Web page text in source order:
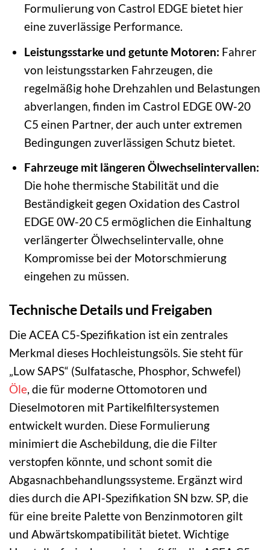
Formulierung von Castrol EDGE bietet hier
eine zuverlässige Performance.
Leistungsstarke und getunte Motoren: Fahrer
von leistungsstarken Fahrzeugen, die
regelmäßig hohe Drehzahlen und Belastungen
abverlangen, finden im Castrol EDGE 0W-20
C5 einen Partner, der auch unter extremen
Bedingungen zuverlässigen Schutz bietet.
Fahrzeuge mit längeren Ölwechselintervallen:
Die hohe thermische Stabilität und die
Beständigkeit gegen Oxidation des Castrol
EDGE 0W-20 C5 ermöglichen die Einhaltung
verlängerter Ölwechselintervalle, ohne
Kompromisse bei der Motorschmierung
eingehen zu müssen.
Technische Details und Freigaben
Die ACEA C5-Spezifikation ist ein zentrales
Merkmal dieses Hochleistungsöls. Sie steht für
„Low SAPS“ (Sulfatasche, Phosphor, Schwefel)
Öle, die für moderne Ottomotoren und
Dieselmotoren mit Partikelfiltersystemen
entwickelt wurden. Diese Formulierung
minimiert die Aschebildung, die die Filter
verstopfen könnte, und schont somit die
Abgasnachbehandlungssysteme. Ergänzt wird
dies durch die API-Spezifikation SN bzw. SP, die
für eine breite Palette von Benzinmotoren gilt
und Abwärtskompatibilität bietet. Wichtige